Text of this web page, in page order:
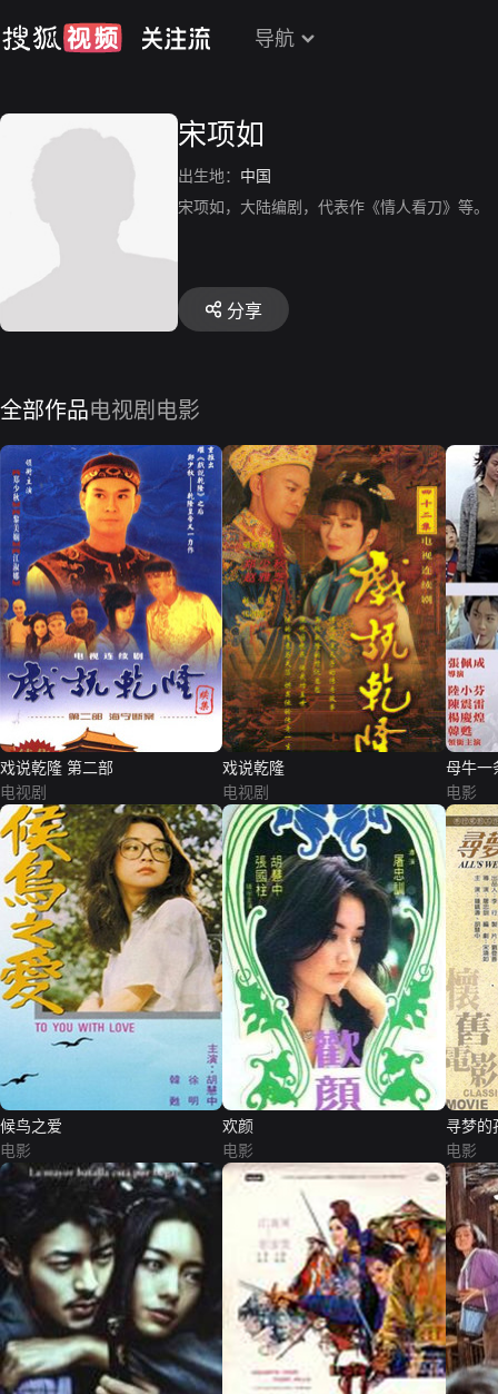
导航
宋项如
出生地： 中国
宋项如，大陆编剧，代表作《情人看刀》等。
分享
全部作品电视剧 电影
戏说乾隆 第二部
电视剧
戏说乾隆
电视剧
母牛一
电影
候鸟之爱
电影
欢颜
电影
寻梦的
电影